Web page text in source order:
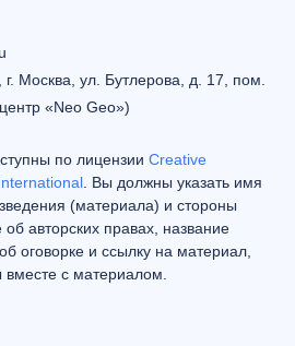
г. Москва, ул. Бутлерова, д. 17, пом.
«Neo Geo»)
по лицензии Creative
. Вы должны указать имя
(материала) и стороны
авторских правах, название
оговорке и ссылку на материал,
с материалом.